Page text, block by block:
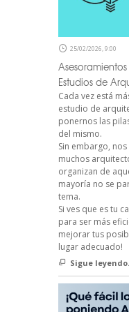
25/02/2026, 9:00
Estudios de
Cada vez está
estudio de
ponernos las
del mismo.
Sin embargo,
muchos
organizan de
mayoría no se
tema.
Si ves que es tu
para ser más
mejorar tus
lugar adecuado!
Sigue